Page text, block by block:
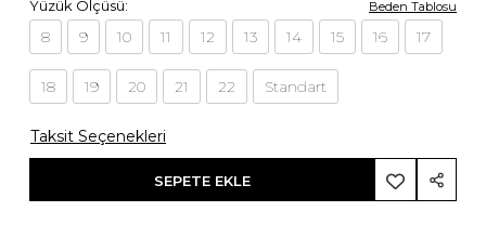
Yüzük Ölçüsü: Beden Tablosu
8 9 10 11 12 13 14 15 16 17
18 19 20 21 22 Standart
Taksit Seçenekleri
SEPETE EKLE